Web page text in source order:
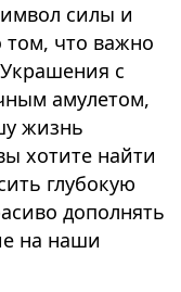
силы и
что важно
с
амулетом,
жизнь
хотите найти
глубокую
дополнять
на наши